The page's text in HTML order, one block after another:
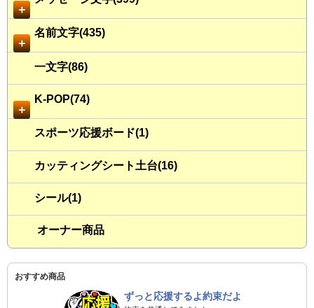
＋
＋
名前文字(435)
一文字(86)
＋
K-POP(74)
スポーツ応援ボード(1)
カッティングシート土台(16)
シール(1)
オーナー商品
おすすめ商品
ずっと応援するよ約束だよ